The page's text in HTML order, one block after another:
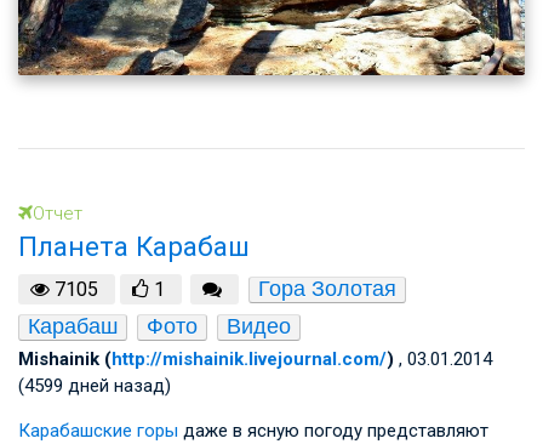
Отчет
Планета Карабаш
7105 1
Гора Золотая
Карабаш
Фото Видео
Mishainik (http://mishainik.livejournal.com/) , 03.01.2014
(4599 дней назад)
Карабашские горы даже в ясную погоду представляют